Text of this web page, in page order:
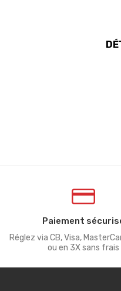
Paiement
Réglez via CB, Visa,
ou en 3X sans frais